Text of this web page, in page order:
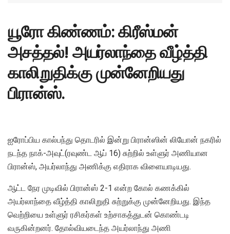
யூரோ கிண்ணம்: கிரீஸ்மன்
அசத்தல்! அயர்லாந்தை வீழ்த்தி
காலிறுதிக்கு முன்னேறியது
பிரான்ஸ்.
ஐரோப்பிய கால்பந்து தொடரில் இன்று பிரான்ஸின் லியோன் நகரில்
நடந்த நாக்-அவுட்(ரவுண்ட ஆப் 16) சுற்றில் உள்ளுர் அணியான
பிரான்ஸ், அயர்லாந்து அணிக்கு எதிராக விளையாடியது.
ஆட்ட நேர முடிவில் பிரான்ஸ் 2-1 என்ற கோல் கணக்கில்
அயர்லாந்தை வீழ்த்தி காலிறுதி சுற்றுக்கு முன்னேறியது. இந்த
வெற்றியை உள்ளுர் ரசிகர்கள் உற்சாகத்துடன் கொண்டடி
வருகின்றனர். தோல்வியடைந்த அயர்லாந்து அணி